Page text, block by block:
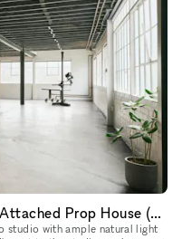
Gorgeous Daylight Studio With Attached Prop House (Hot Set Props)